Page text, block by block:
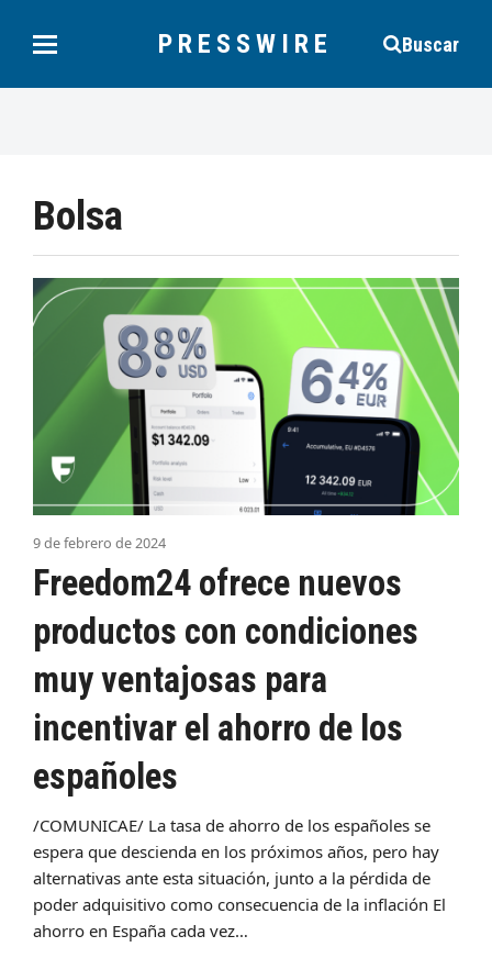
PRESSWIRE Buscar
Bolsa
9 de febrero de 2024
Freedom24 ofrece nuevos
productos con condiciones
muy ventajosas para
incentivar el ahorro de los
españoles
/COMUNICAE/ La tasa de ahorro de los españoles se
espera que descienda en los próximos años, pero hay
alternativas ante esta situación, junto a la pérdida de
poder adquisitivo como consecuencia de la inflación El
ahorro en España cada vez…